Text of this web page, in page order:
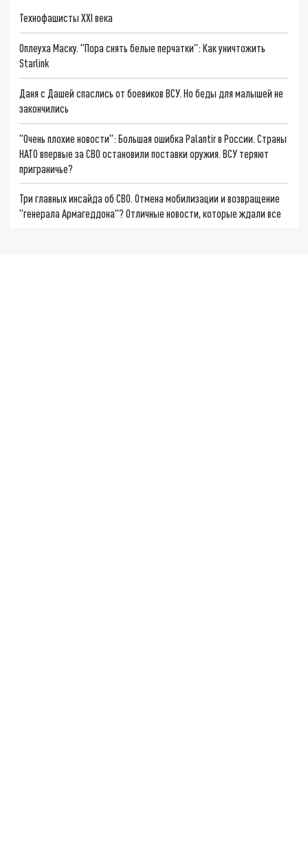
Технофашисты XXI века
Оплеуха Маску. "Пора снять белые перчатки": Как уничтожить
Starlink
Даня с Дашей спаслись от боевиков ВСУ. Но беды для малышей не
закончились
"Очень плохие новости": Большая ошибка Palantir в России. Страны
НАТО впервые за СВО остановили поставки оружия. ВСУ теряют
приграничье?
Три главных инсайда об СВО. Отмена мобилизации и возвращение
"генерала Армагеддона"? Отличные новости, которые ждали все